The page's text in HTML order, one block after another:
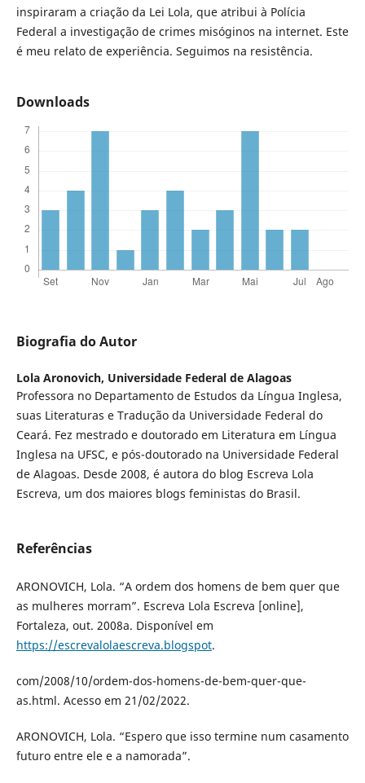
inspiraram a criação da Lei Lola, que atribui à Polícia
Federal a investigação de crimes misóginos na internet. Este
é meu relato de experiência. Seguimos na resistência.
Downloads
Biografia do Autor
Lola Aronovich, Universidade Federal de Alagoas
Professora no Departamento de Estudos da Língua Inglesa,
suas Literaturas e Tradução da Universidade Federal do
Ceará. Fez mestrado e doutorado em Literatura em Língua
Inglesa na UFSC, e pós-doutorado na Universidade Federal
de Alagoas. Desde 2008, é autora do blog Escreva Lola
Escreva, um dos maiores blogs feministas do Brasil.
Referências
ARONOVICH, Lola. “A ordem dos homens de bem quer que
as mulheres morram”. Escreva Lola Escreva [online],
Fortaleza, out. 2008a. Disponível em
https://escrevalolaescreva.blogspot.
com/2008/10/ordem-dos-homens-de-bem-quer-que-
as.html. Acesso em 21/02/2022.
ARONOVICH, Lola. “Espero que isso termine num casamento
futuro entre ele e a namorada”.